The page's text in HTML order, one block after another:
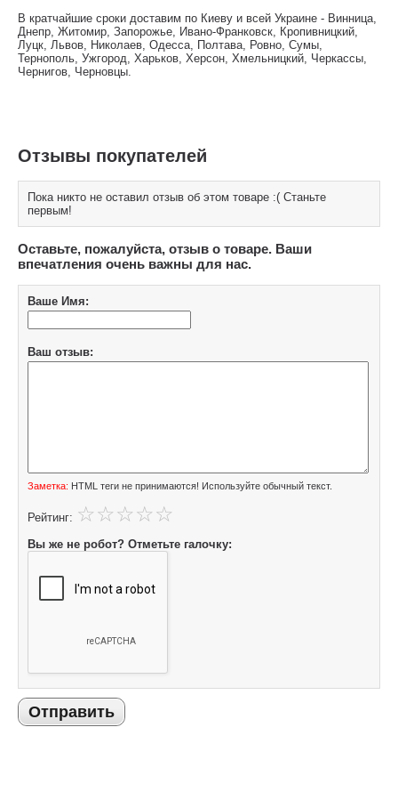
В кратчайшие сроки доставим по Киеву и всей Украине - Винница,
Днепр, Житомир, Запорожье, Ивано-Франковск, Кропивницкий,
Луцк, Львов, Николаев, Одесса, Полтава, Ровно, Сумы,
Тернополь, Ужгород, Харьков, Херсон, Хмельницкий, Черкассы,
Чернигов, Черновцы.
Отзывы покупателей
Пока никто не оставил отзыв об этом товаре :( Станьте
первым!
Оставьте, пожалуйста, отзыв о товаре. Ваши
впечатления очень важны для нас.
Ваше Имя:
Ваш отзыв:
Заметка: HTML теги не принимаются! Используйте обычный текст.
Рейтинг:
Вы же не робот? Отметьте галочку:
Отправить